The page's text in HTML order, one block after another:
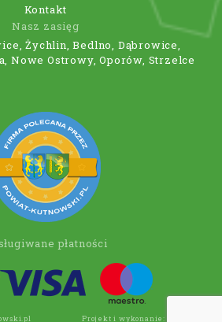
Kontakt
Nasz zasięg
Żychlin, Bedlno, Dąbrowice,
Nowe Ostrowy, Oporów, Strzelce
płatności
Projekt i wykonanie: